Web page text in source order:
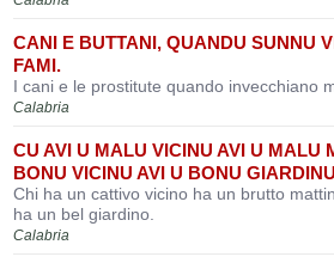
CANI E BUTTANI, QUANDU SUNNU
FAMI.
I cani e le prostitute quando invecchiano
Calabria
CU AVI U MALU VICINU AVI U MALU
BONU VICINU AVI U BONU
Chi ha un cattivo vicino ha un brutto
ha un bel giardino.
Calabria